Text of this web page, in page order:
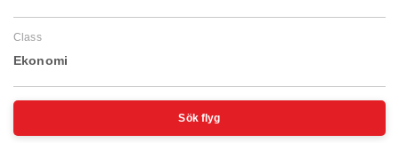
Class
Ekonomi
Sök flyg